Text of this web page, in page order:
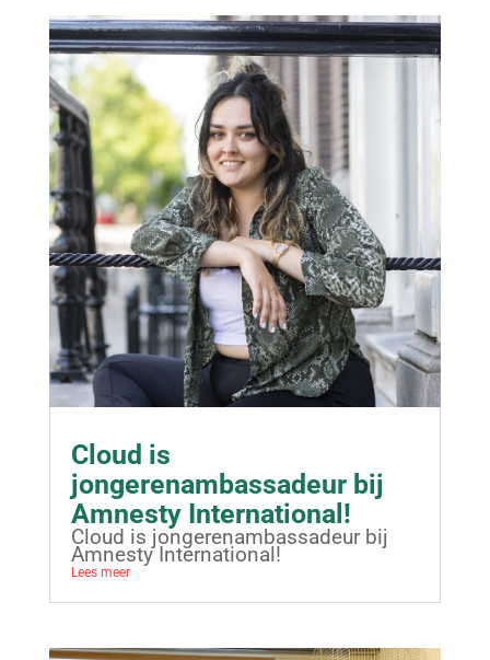
Cloud is
jongerenambassadeur bij
Amnesty International!
Cloud is jongerenambassadeur bij
Amnesty International!
Lees meer